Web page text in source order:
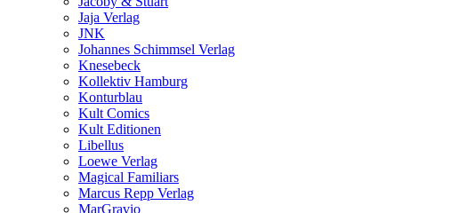
Jaja Verlag
JNK
Johannes Schimmsel Verlag
Knesebeck
Kollektiv Hamburg
Konturblau
Kult Comics
Kult Editionen
Libellus
Loewe Verlag
Magical Familiars
Marcus Repp Verlag
MarGravio